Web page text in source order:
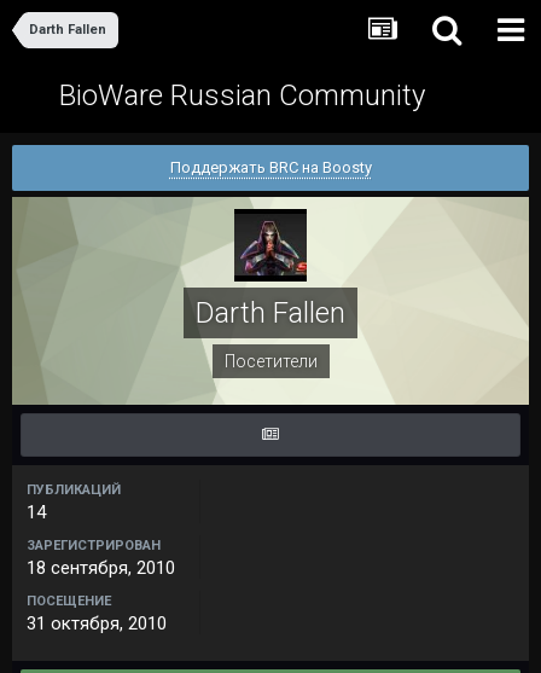
Darth Fallen
BioWare Russian Community
Поддержать BRC на Boosty
Darth Fallen
Посетители
ПУБЛИКАЦИЙ
14
ЗАРЕГИСТРИРОВАН
18 сентября, 2010
ПОСЕЩЕНИЕ
31 октября, 2010